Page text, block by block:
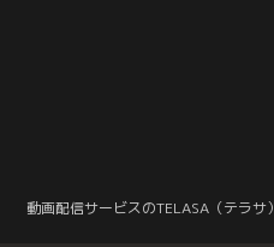
動画配信サービスのTELASA（テラサ）